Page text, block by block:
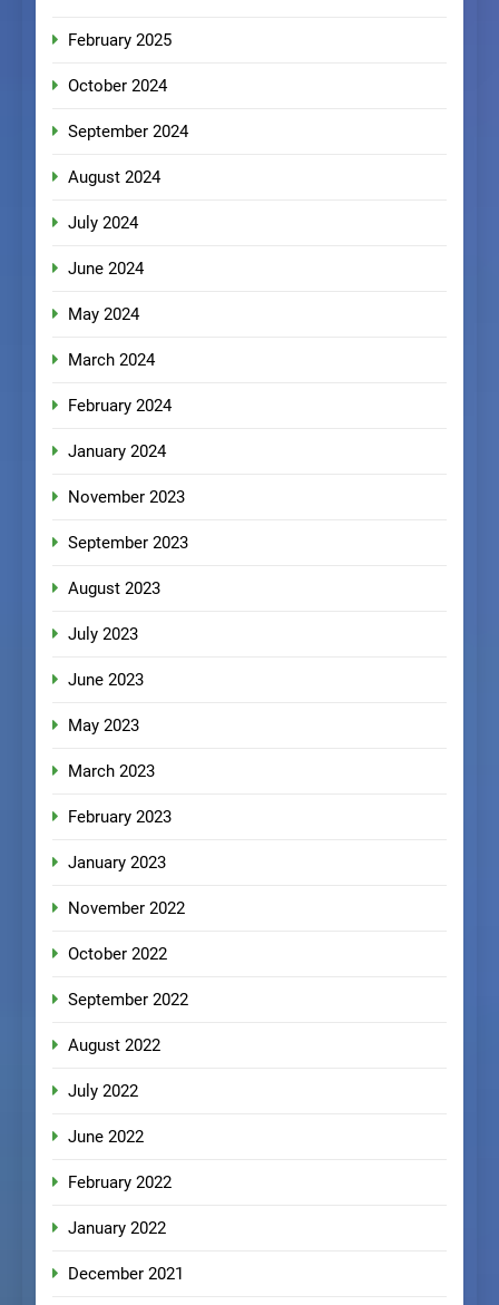
February 2025
October 2024
September 2024
August 2024
July 2024
June 2024
May 2024
March 2024
February 2024
January 2024
November 2023
September 2023
August 2023
July 2023
June 2023
May 2023
March 2023
February 2023
January 2023
November 2022
October 2022
September 2022
August 2022
July 2022
June 2022
February 2022
January 2022
December 2021